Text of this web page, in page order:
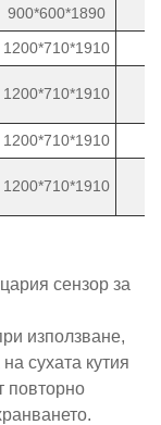
900*600*1890
1200*710*1910
1200*710*1910
1200*710*1910
1200*710*1910
сензор за
използване,
сухата кутия
повторно